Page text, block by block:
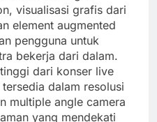
visualisasi grafis dari
element augmented
pengguna untuk
bekerja dari dalam.
dari konser live
dalam resolusi
multiple angle camera
yang mendekati